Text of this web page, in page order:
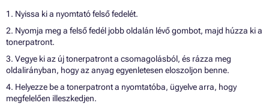
1. Nyissa ki a nyomtató felső fedelét.
2. Nyomja meg a felső fedél jobb oldalán lévő gombot, majd húzza ki a
tonerpatront.
3. Vegye ki az új tonerpatront a csomagolásból, és rázza meg
oldalirányban, hogy az anyag egyenletesen eloszoljon benne.
4. Helyezze be a tonerpatront a nyomtatóba, ügyelve arra, hogy
megfelelően illeszkedjen.